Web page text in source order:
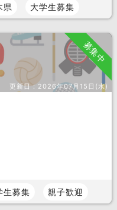
県 大学生募集
募集中
更新日： 2026年07月15日(水)
生募集 親子歓迎